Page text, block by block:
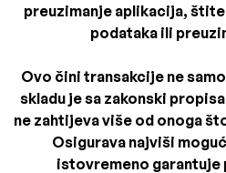
preuzimanje aplikacija,
podataka ili
Ovo čini transakcije ne
skladu je sa zakonski
ne zahtijeva više od onoga
Osigurava najviši
istovremeno garantuje